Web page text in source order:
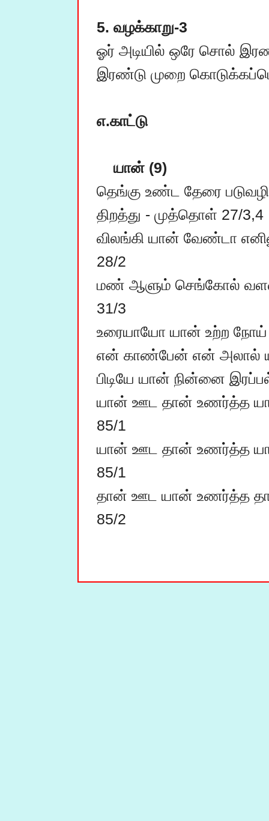
5. வழக்காறு-3
ஓர் அடியில் ஒரே சொல்
இரண்டு முறை
எ.காட்டு
யான் (9)
தெங்கு உண்ட தேரை
திறத்து - முத்தொள் 27/3,4
விலங்கி யான் வேண்டா
28/2
மண் ஆளும் செங்கோல்
31/3
உரையாயோ யான் உற்ற
என் காண்பேன் என் அலால்
பிடியே யான் நின்னை
யான் ஊட தான் உணர்த்த
85/1
யான் ஊட தான் உணர்த்த
85/1
தான் ஊட யான் உணர்த்த
85/2